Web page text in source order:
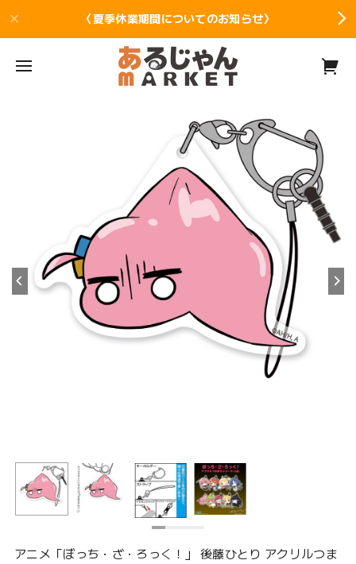
〈夏季休業期間についてのお知らせ〉
アニメ「ぼっち・ざ・ろっく！」 後藤ひとり アクリルつま